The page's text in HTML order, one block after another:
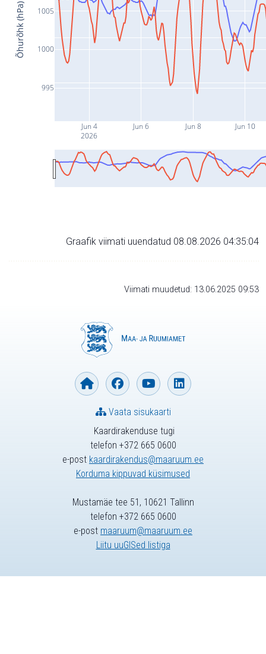
Jun 4
2026
Jun 6 Jun 8 Jun 10
995
1000
1005
Õhurõhk (hPa)
Graafik viimati uuendatud 08.08.2026 04:35:04
Viimati muudetud: 13.06.2025 09:53
Kaardirakenduse tugi
telefon +372 665 0600
e-post kaardirakendus@maaruum.ee
Korduma kippuvad küsimused
Vaata sisukaarti
Mustamäe tee 51, 10621 Tallinn
telefon +372 665 0600
e-post maaruum@maaruum.ee
Liitu uuGISed listiga